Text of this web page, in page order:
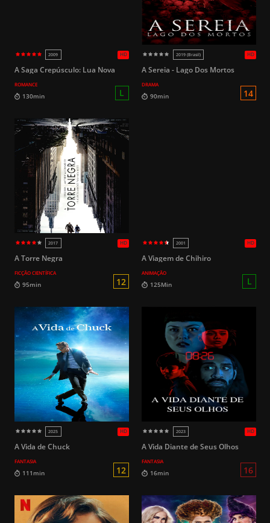
HD
HD
2018 (Brasil) 2009
L
A Saga Crepúsculo: Lua Nova
ROMANCE
A Sereia - Lago Dos Mortos
DRAMA
A Torre Negra
FICÇÃO CIENTÍFICA
A Viagem de Chihiro
ANIMAÇÃO
A Vida de Chuck
FANTASIA
A Vida Diante de Seus Olhos
FANTASIA